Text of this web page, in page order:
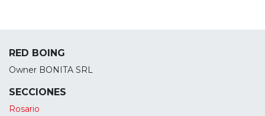
RED BOING
Owner BONITA SRL
SECCIONES
Rosario